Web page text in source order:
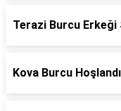
Terazi Burcu Erkeği
Kova Burcu